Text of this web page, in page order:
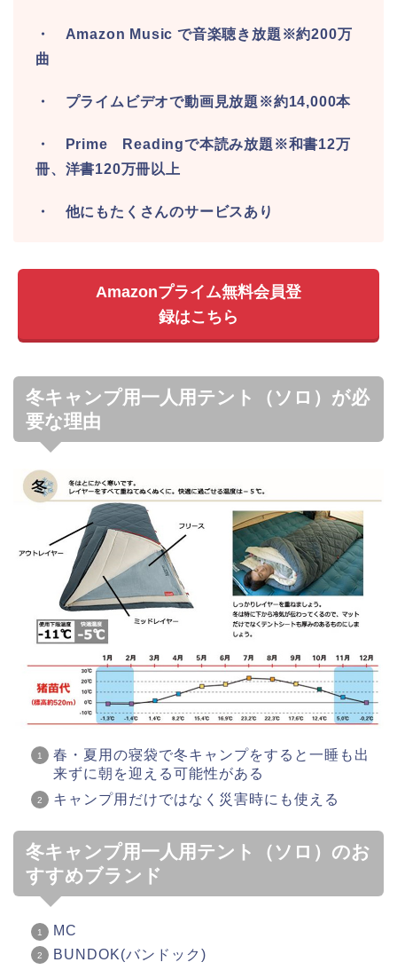
・ Amazon Music で音楽聴き放題※約200万
曲
・ プライムビデオで動画見放題※約14,000本
・ Prime Readingで本読み放題※和書12万
冊、洋書120万冊以上
・ 他にもたくさんのサービスあり
Amazonプライム無料会員登
録はこちら
冬キャンプ用一人用テント（ソロ）が必
要な理由
春・夏用の寝袋で冬キャンプをすると一睡も出
来ずに朝を迎える可能性がある
キャンプ用だけではなく災害時にも使える
冬キャンプ用一人用テント（ソロ）のお
すすめブランド
MC
BUNDOK(バンドック)